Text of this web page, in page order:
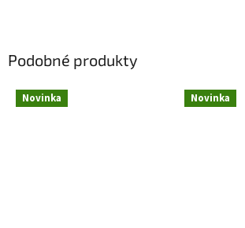
Podobné produkty
Novinka Novinka